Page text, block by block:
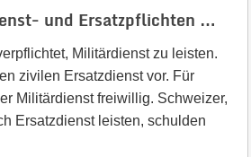
und Ersatzpflichten …
Militärdienst zu leisten.
zivilen Ersatzdienst vor. Für
Militärdienst freiwillig. Schweizer,
Ersatzdienst leisten, schulden